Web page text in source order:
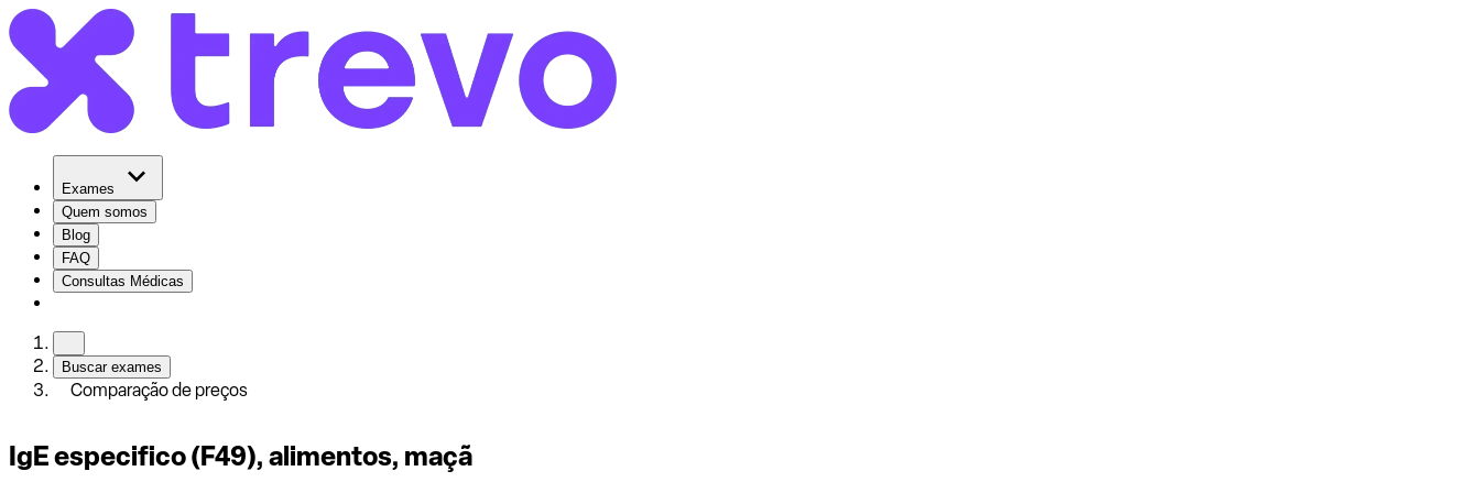
Exames
Quem somos
Blog
FAQ
Consultas Médicas
Buscar exames
Comparação de preços
IgE especifico (F49), alimentos, maçã